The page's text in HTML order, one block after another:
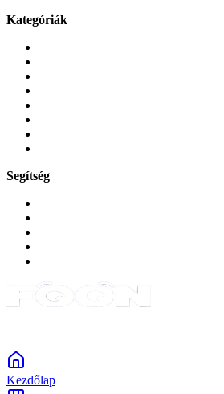
Kategóriák
Segítség
Kezdőlap